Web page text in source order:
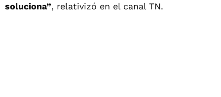
soluciona”, relativizó en el canal TN.